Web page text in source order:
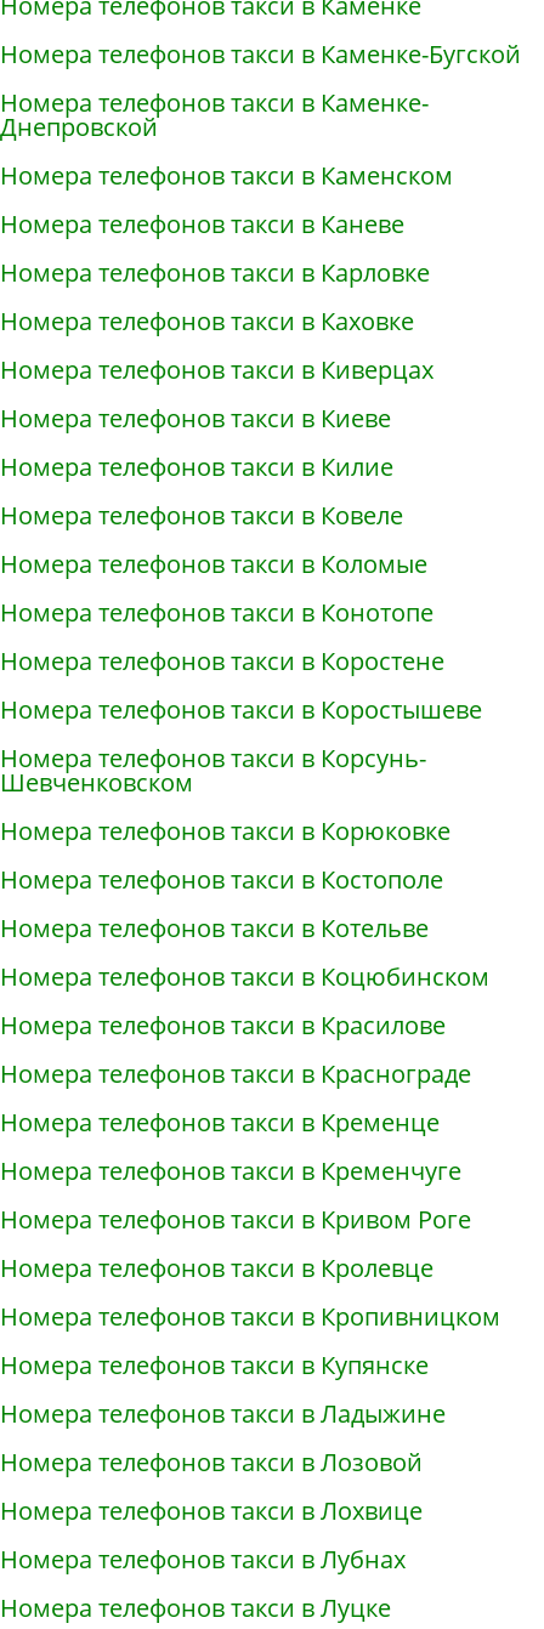
Номера телефонов такси в Каменке-Бугской
Номера телефонов такси в Каменке-
Днепровской
Номера телефонов такси в Каменском
Номера телефонов такси в Каневе
Номера телефонов такси в Карловке
Номера телефонов такси в Каховке
Номера телефонов такси в Киверцах
Номера телефонов такси в Киеве
Номера телефонов такси в Килие
Номера телефонов такси в Ковеле
Номера телефонов такси в Коломые
Номера телефонов такси в Конотопе
Номера телефонов такси в Коростене
Номера телефонов такси в Коростышеве
Номера телефонов такси в Корсунь-
Шевченковском
Номера телефонов такси в Корюковке
Номера телефонов такси в Костополе
Номера телефонов такси в Котельве
Номера телефонов такси в Коцюбинском
Номера телефонов такси в Красилове
Номера телефонов такси в Краснограде
Номера телефонов такси в Кременце
Номера телефонов такси в Кременчуге
Номера телефонов такси в Кривом Роге
Номера телефонов такси в Кролевце
Номера телефонов такси в Кропивницком
Номера телефонов такси в Купянске
Номера телефонов такси в Ладыжине
Номера телефонов такси в Лозовой
Номера телефонов такси в Лохвице
Номера телефонов такси в Лубнах
Номера телефонов такси в Луцке